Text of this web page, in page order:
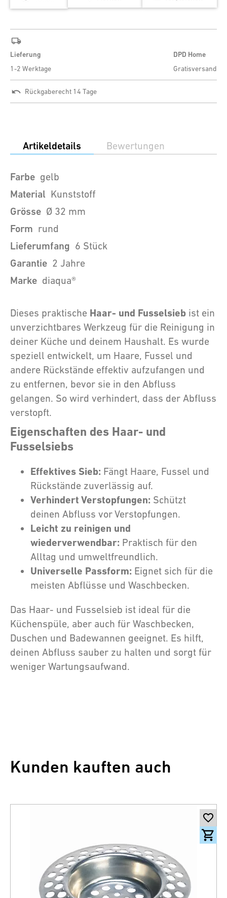
Lieferung
1-2 Werktage
DPD Home
Gratisversand
Rückgaberecht 14 Tage
Artikeldetails Bewertungen
Farbe gelb
Material Kunststoff
Grösse Ø 32 mm
Form rund
Lieferumfang 6 Stück
Garantie 2 Jahre
Marke diaqua®
Dieses praktische Haar- und Fusselsieb ist ein
unverzichtbares Werkzeug für die Reinigung in
deiner Küche und deinem Haushalt. Es wurde
speziell entwickelt, um Haare, Fussel und
andere Rückstände effektiv aufzufangen und
zu entfernen, bevor sie in den Abfluss
gelangen. So wird verhindert, dass der Abfluss
verstopft.
Eigenschaften des Haar- und
Fusselsiebs
Effektives Sieb: Fängt Haare, Fussel und
Rückstände zuverlässig auf.
Verhindert Verstopfungen: Schützt
deinen Abfluss vor Verstopfungen.
Leicht zu reinigen und
wiederverwendbar: Praktisch für den
Alltag und umweltfreundlich.
Universelle Passform: Eignet sich für die
meisten Abflüsse und Waschbecken.
Das Haar- und Fusselsieb ist ideal für die
Küchenspüle, aber auch für Waschbecken,
Duschen und Badewannen geeignet. Es hilft,
deinen Abfluss sauber zu halten und sorgt für
weniger Wartungsaufwand.
Kunden kauften auch